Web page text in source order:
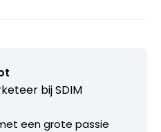
bijSDIM
een grote passie